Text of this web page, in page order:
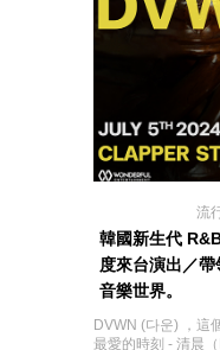
流
韓國新生代
度來台演出／
音樂世界。
DVWN (다운) ，這
最愛的時刻 - 清晨